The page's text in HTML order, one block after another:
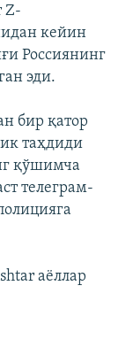
Z-
кейин
Россиянинг
эди.
бир қатор
таҳдиди
қўшимча
телеграм-
аёллар